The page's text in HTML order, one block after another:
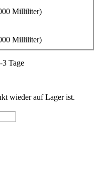
Milliliter)
Milliliter)
3 Tage
wieder auf Lager ist.